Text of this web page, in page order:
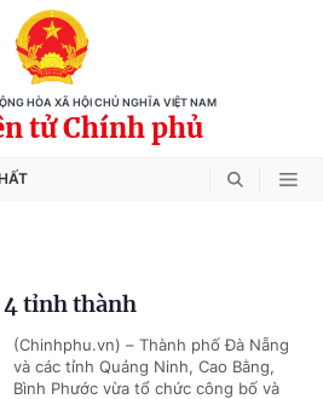
HÒA XÃ HỘI CHỦ NGHĨA VIỆT NAM
tử Chính phủ
4 tỉnh thành
(Chinhphu.vn) – Thành phố Đà Nẵng
và các tỉnh Quảng Ninh, Cao Bằng,
Bình Phước vừa tổ chức công bố và